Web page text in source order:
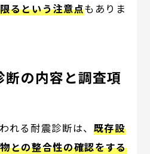
るという注意点もありま
断の内容と調査項
れる耐震診断は、 既存設
との整合性の確認をする